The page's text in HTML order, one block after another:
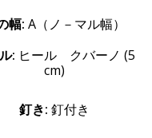
幅: A（ノ－マル幅）
: ヒール クバーノ (5
cm)
釘き: 釘付き